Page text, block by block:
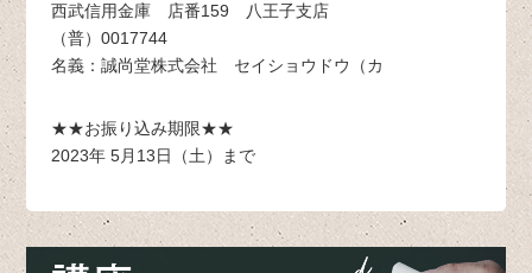
西武信用金庫 店番159 八王子支店
（普）0017744
名義：誠尚堂株式会社 セイショウドウ（カ
★★お振り込み期限★★
2023年 5月13日（土）まで